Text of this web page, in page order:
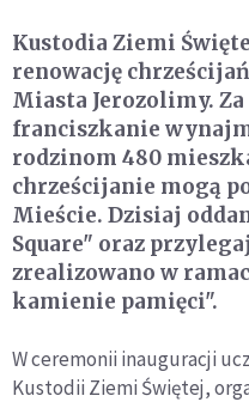
Kustodia Ziemi
renowację
Miasta Jerozolimy.
franciszkanie
rodzinom 480
chrześcijanie mogą
Mieście. Dzisiaj
Square" oraz
zrealizowano w
kamienie pamięci".
W ceremonii inauguracji
Kustodii Ziemi Świętej,